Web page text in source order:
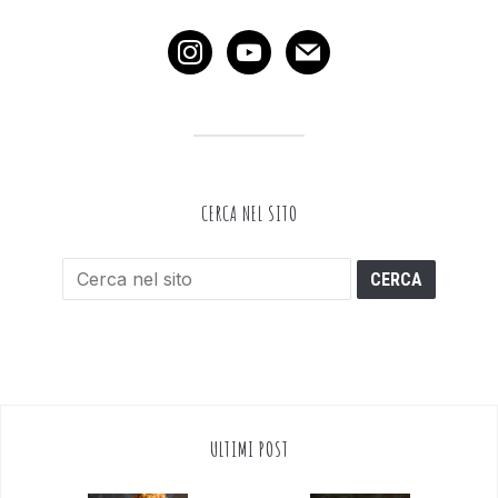
instagramyoutubemail
CERCA NEL SITO
ULTIMI POST